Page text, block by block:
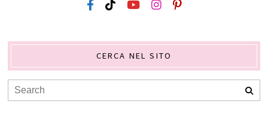
CERCA NEL SITO